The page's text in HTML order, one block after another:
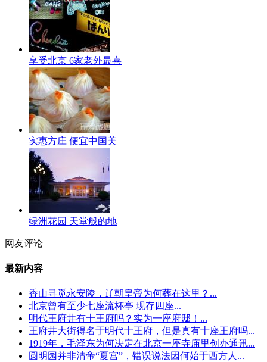
享受北京 6家老外最喜
实惠方庄 便宜中国美
绿洲花园 天堂般的地
网友评论
最新内容
香山寻觅永安陵，辽朝皇帝为何葬在这里？...
北京曾有至少七座流杯亭 现存四座...
明代王府井有十王府吗？实为一座府邸！...
王府井大街得名于明代十王府，但是真有十座王府吗...
1919年，毛泽东为何决定在北京一座寺庙里创办通讯...
圆明园并非清帝“夏宫”，错误说法因何始于西方人...